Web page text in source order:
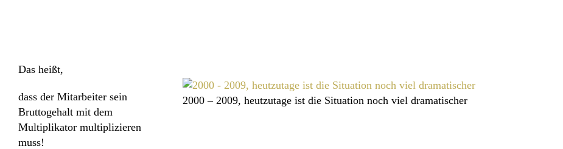
2000 – 2009, heutzutage ist die Situation noch viel dramatischer
Das heißt,
dass der Mitarbeiter sein
Bruttogehalt mit dem
Multiplikator multiplizieren
muss!